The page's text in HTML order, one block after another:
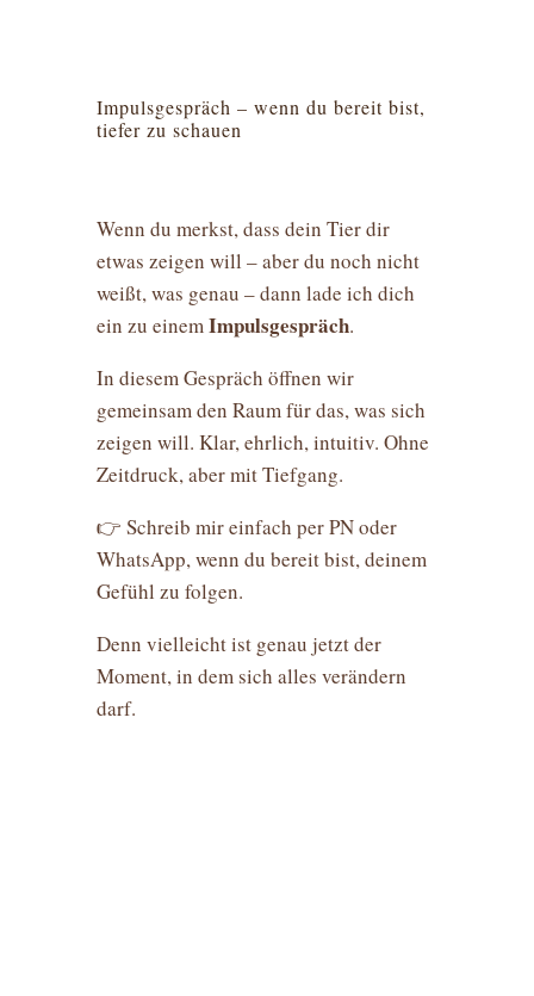
Impulsgespräch – wenn du bereit bist,
tiefer zu schauen
Wenn du merkst, dass dein Tier dir
etwas zeigen will – aber du noch nicht
weißt, was genau – dann lade ich dich
ein zu einemImpulsgespräch.
In diesem Gespräch öffnen wir
gemeinsam den Raum für das, was sich
zeigen will. Klar, ehrlich, intuitiv. Ohne
Zeitdruck, aber mit Tiefgang.
👉 Schreib mir einfach per PN oder
WhatsApp, wenn du bereit bist, deinem
Gefühl zu folgen.
Denn vielleicht ist genau jetzt der
Moment, in dem sich alles verändern
darf.